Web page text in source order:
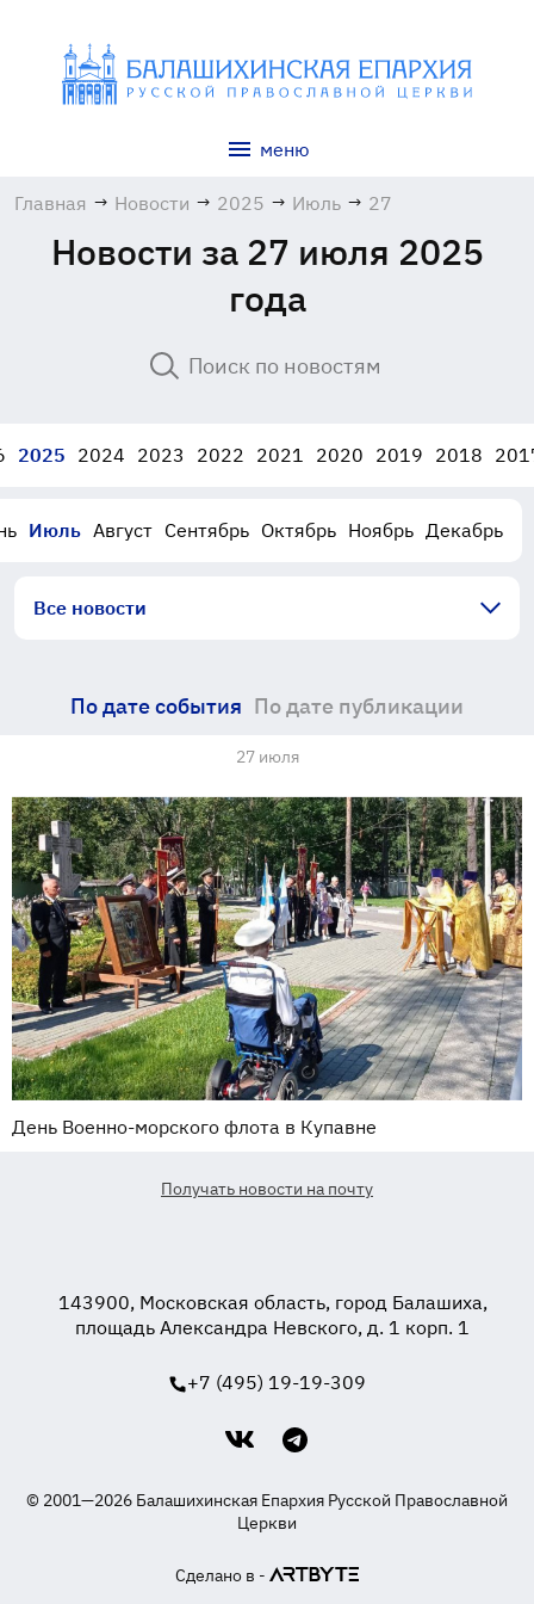
меню
Главная → Новости → 2025 → Июль → 27
Новости за 27 июля 2025
года
2025 2024 2023 2022 2021 2020 2019 2018
Июль Август Сентябрь Октябрь Ноябрь Декабрь
Все новости
По дате события По дате публикации
27 июля
День Военно-морского флота в Купавне
Получать новости на почту
143900, Московская область, город Балашиха,
площадь Александра Невского, д. 1 корп. 1
+7 (495) 19-19-309
© 2001—2026 Балашихинская Епархия Русской Православной
Церкви
Сделано в -